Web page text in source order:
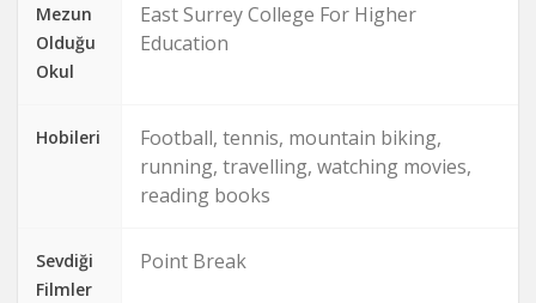
Mezun
Olduğu
Okul
East Surrey College For Higher
Education
Hobileri
Football, tennis, mountain biking,
running, travelling, watching movies,
reading books
Sevdiği
Filmler
Point Break